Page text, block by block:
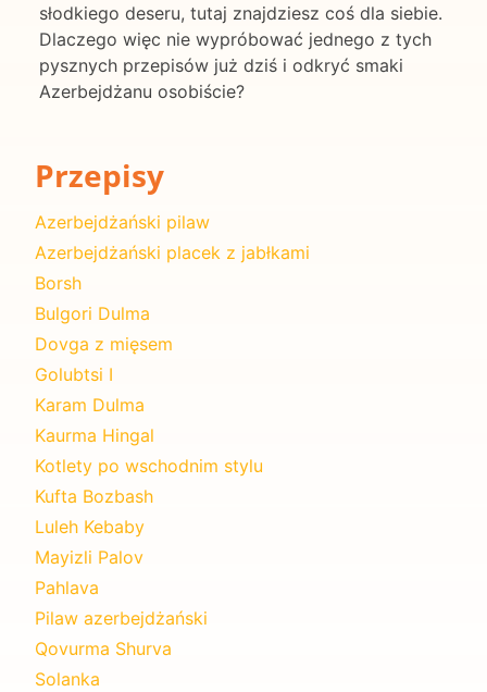
słodkiego deseru, tutaj znajdziesz coś dla siebie.
Dlaczego więc nie wypróbować jednego z tych
pysznych przepisów już dziś i odkryć smaki
Azerbejdżanu osobiście?
Przepisy
Azerbejdżański pilaw
Azerbejdżański placek z jabłkami
Borsh
Bulgori Dulma
Dovga z mięsem
Golubtsi I
Karam Dulma
Kaurma Hingal
Kotlety po wschodnim stylu
Kufta Bozbash
Luleh Kebaby
Mayizli Palov
Pahlava
Pilaw azerbejdżański
Qovurma Shurva
Solanka